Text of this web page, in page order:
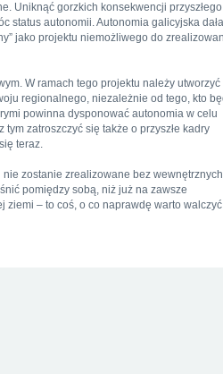
Uniknąć gorzkich konsekwencji przyszłego
status autonomii. Autonomia galicyjska
jako projektu niemożliwego do
W ramach tego projektu należy utworzyć
regionalnego, niezależnie od tego, kto
powinna dysponować autonomia w celu
zatroszczyć się także o przyszłe kadry
teraz.
zostanie zrealizowane bez wewnętrznych
pomiędzy sobą, niż już na zawsze
ziemi – to coś, o co naprawdę warto